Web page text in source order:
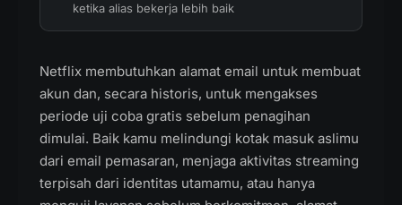
ketika alias bekerja lebih baik
Netflix membutuhkan alamat email untuk membuat
akun dan, secara historis, untuk mengakses
periode uji coba gratis sebelum penagihan
dimulai. Baik kamu melindungi kotak masuk aslimu
dari email pemasaran, menjaga aktivitas streaming
terpisah dari identitas utamamu, atau hanya